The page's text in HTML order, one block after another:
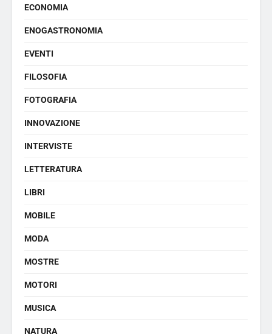
ECONOMIA
ENOGASTRONOMIA
EVENTI
FILOSOFIA
FOTOGRAFIA
INNOVAZIONE
INTERVISTE
LETTERATURA
LIBRI
MOBILE
MODA
MOSTRE
MOTORI
MUSICA
NATURA